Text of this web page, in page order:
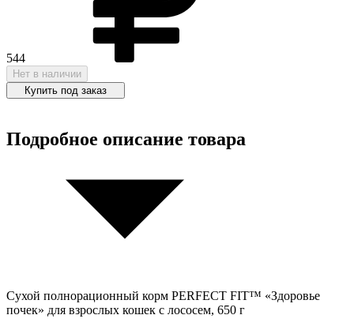
544
Нет в наличии
Купить под заказ
Подробное описание товара
Сухой полнорационный корм PERFECT FIT™ «Здоровье
почек» для взрослых кошек с лососем, 650 г